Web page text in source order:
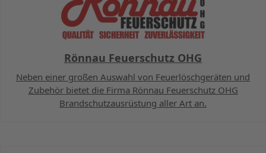
Rönnau Feuerschutz OHG
Neben einer großen Auswahl von Feuerlöschgeräten und
Zubehör bietet die Firma Rönnau Feuerschutz OHG
Brandschutzausrüstung aller Art an.